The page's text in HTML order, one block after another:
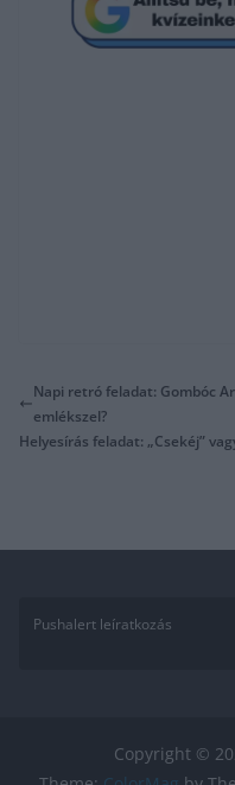
Napi retró feladat: Gombóc
emlékszel?
Helyesírás feladat: „Csekéj”
Pushalert leíratkozás
Copyright ©